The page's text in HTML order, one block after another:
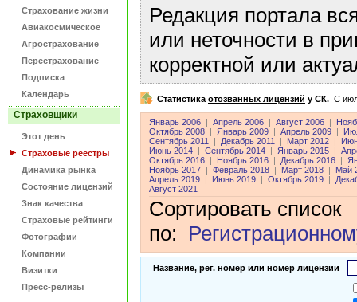
Страхование жизни
Авиакосмическое
Агрострахование
Перестрахование
Подписка
Календарь
Страховщики
Этот день
Страховые реестры
Динамика рынка
Состояние лицензий
Знак качества
Страховые рейтинги
Фотографии
Компании
Визитки
Пресс-релизы
Редакция портала
или неточности в
корректной или
Статистика отозванных лицензий у СК. C
Январь 2006 Апрель 2006 Август 2006
Октябрь 2008
Январь 2009 Апрель 2009
Сентябрь 2011
Декабрь 2011 Март 2012
Июнь 2014
Сентябрь 2014 Январь 2015
Октябрь 2016
Ноябрь 2016 Декабрь 2016
Ноябрь 2017
Февраль 2018 Март 2018
Май
Апрель 2019
Июнь 2019 Октябрь 2019
Август 2021
Сортировать список
по:
Название, рег. номер или номер лицензии